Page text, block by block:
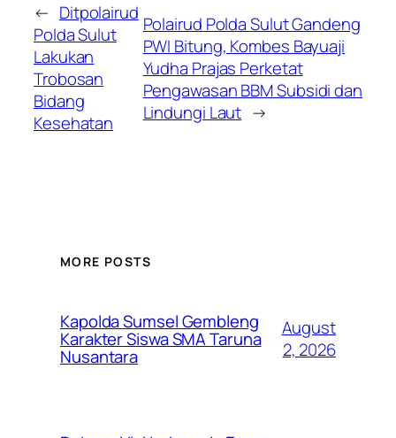
← Ditpolairud
Polda Sulut
Lakukan
Trobosan
Bidang
Kesehatan
Polairud Polda Sulut Gandeng
PWI Bitung, Kombes Bayuaji
Yudha Prajas Perketat
Pengawasan BBM Subsidi dan
Lindungi Laut →
MORE POSTS
Kapolda Sumsel Gembleng
Karakter Siswa SMA Taruna
Nusantara
August
2, 2026